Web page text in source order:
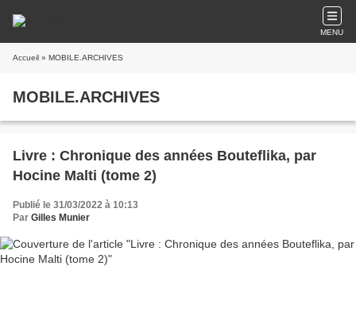
MENU
Accueil » MOBILE.ARCHIVES
MOBILE.ARCHIVES
Livre : Chronique des années Bouteflika, par
Hocine Malti (tome 2)
Publié le 31/03/2022 à 10:13
Par Gilles Munier